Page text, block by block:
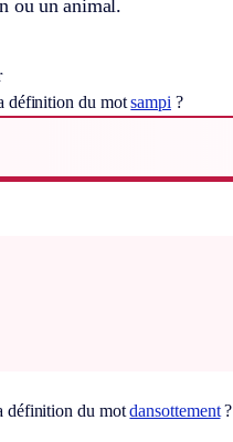
ou un animal.
définition du motsampi ?
définition du motdansottement?